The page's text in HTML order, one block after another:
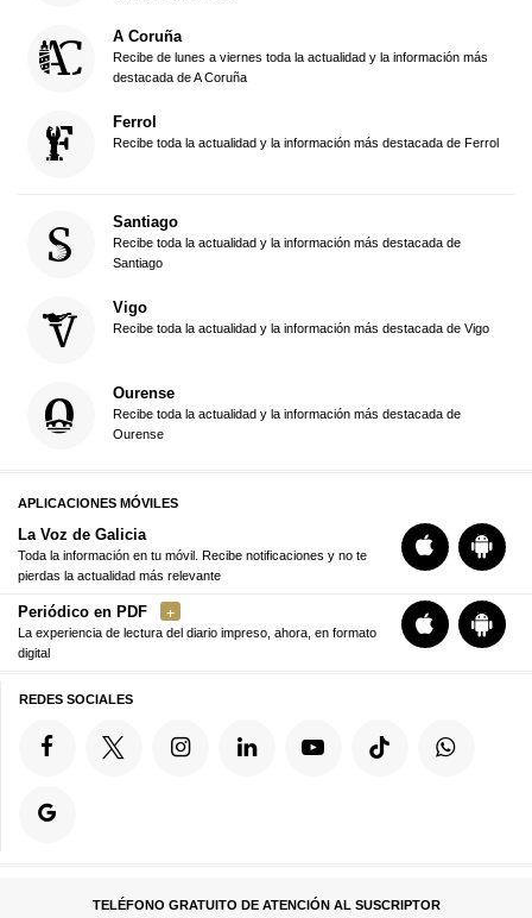
A Coruña
Recibe de lunes a viernes toda la actualidad y la información más
destacada de A Coruña
Ferrol
Recibe toda la actualidad y la información más destacada de Ferrol
Santiago
Recibe toda la actualidad y la información más destacada de
Santiago
Vigo
Recibe toda la actualidad y la información más destacada de Vigo
Ourense
Recibe toda la actualidad y la información más destacada de
Ourense
APLICACIONES MÓVILES
La Voz de Galicia
Toda la información en tu móvil. Recibe notificaciones y no te
pierdas la actualidad más relevante
Periódico en PDF
La experiencia de lectura del diario impreso, ahora, en formato
digital
REDES SOCIALES
TELÉFONO GRATUITO DE ATENCIÓN AL SUSCRIPTOR